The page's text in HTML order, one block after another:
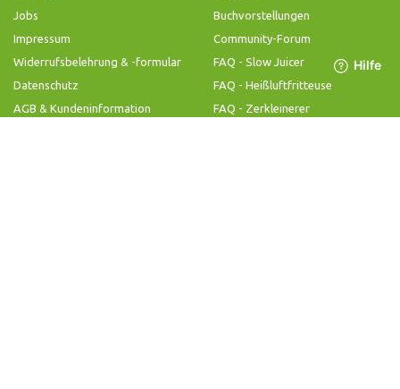
Jobs
Impressum
Widerrufsbelehrung & -formular
Datenschutz
AGB & Kundeninformation
Buchvorstellungen
Community-Forum
FAQ - Slow Juicer
FAQ - Heißluftfritteuse
FAQ - Zerkleinerer